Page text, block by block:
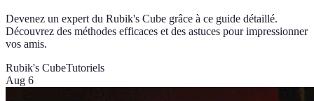
Devenez un expert du Rubik's Cube grâce à ce guide détaillé.
Découvrez des méthodes efficaces et des astuces pour impressionner
vos amis.
Rubik's CubeTutoriels
Aug 6